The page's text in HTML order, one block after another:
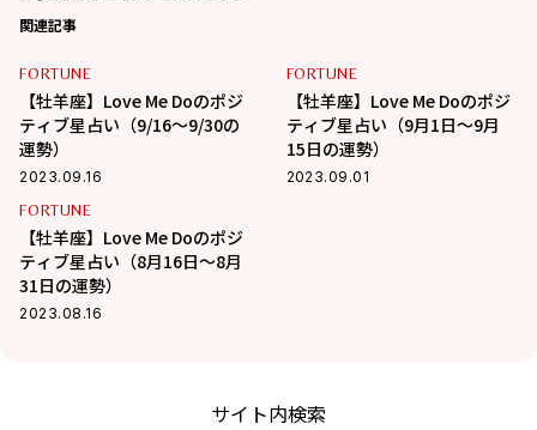
関連記事
FORTUNE
【牡羊座】Love Me Doのポジ
ティブ星占い（9/16～9/30の
運勢）
2023.09.16
FORTUNE
【牡羊座】Love Me Doのポジ
ティブ星占い（9月1日～9月
15日の運勢）
2023.09.01
FORTUNE
【牡羊座】Love Me Doのポジ
ティブ星占い（8月16日～8月
31日の運勢）
2023.08.16
サイト内検索